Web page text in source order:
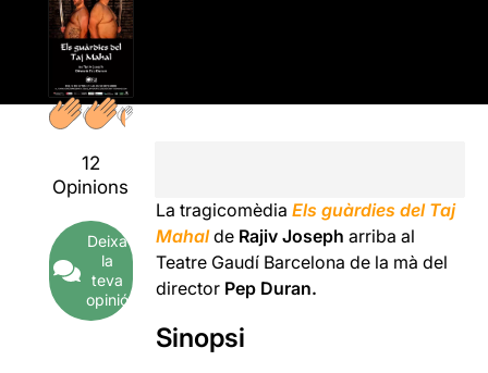
12
Opinions
Deixa
la
teva
opinió
La tragicomèdiaEls guàrdies del Taj
Mahalde Rajiv Joseph arriba al
Teatre Gaudí Barcelona de la mà del
director Pep Duran.
Sinopsi